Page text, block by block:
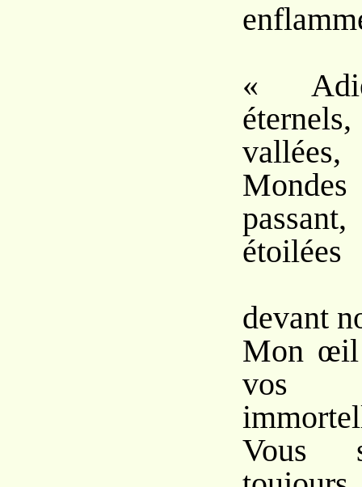
«
vallées,
étoilées
devant
Mon œil
vos
Vous